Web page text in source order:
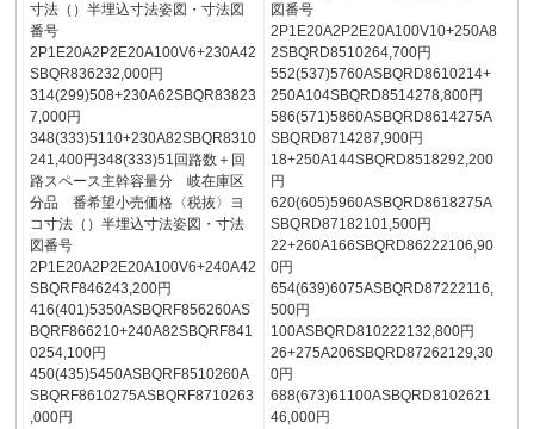
寸法（）半埋込寸法姿図・寸法図
番号
2P1E20A2P2E20A100V6+230A42
SBQR836232,000円
314(299)508+230A62SBQR83823
7,000円
348(333)5110+230A82SBQR8310
241,400円348(333)51回路数＋回
路スペース主幹容量分 岐在庫区
分品 番希望小売価格〈税抜〉ヨ
コ寸法（）半埋込寸法姿図・寸法
図番号
2P1E20A2P2E20A100V6+240A42
SBQRF846243,200円
416(401)5350ASBQRF856260AS
BQRF866210+240A82SBQRF841
0254,100円
450(435)5450ASBQRF8510260A
SBQRF8610275ASBQRF8710263
,000円
図番号
2P1E20A2P2E20A100V10+250A8
2SBQRD8510264,700円
552(537)5760ASBQRD8610214+
250A104SBQRD8514278,800円
586(571)5860ASBQRD8614275A
SBQRD8714287,900円
18+250A144SBQRD8518292,200
円
620(605)5960ASBQRD8618275A
SBQRD87182101,500円
22+260A166SBQRD86222106,90
0円
654(639)6075ASBQRD87222116,
500円
100ASBQRD810222132,800円
26+275A206SBQRD87262129,30
0円
688(673)61100ASBQRD8102621
46,000円